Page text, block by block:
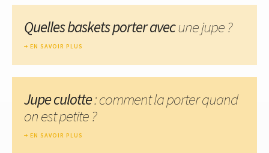
Quelles baskets porter avecune jupe ?
EN SAVOIR PLUS
Jupe culotte: comment la porter quand
on est petite ?
EN SAVOIR PLUS